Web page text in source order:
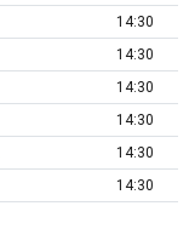
14:30
14:30
14:30
14:30
14:30
14:30